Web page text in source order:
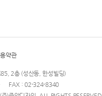
약관
2층 (성산동, 한성빌딩)
FAX : 02-324-8340